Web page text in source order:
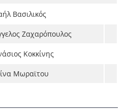
Βασιλικός
Ζαχαρόπουλος
Κοκκίνης
Μωραϊτου